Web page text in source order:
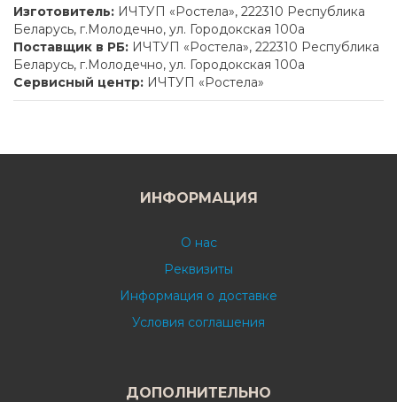
Изготовитель: ИЧТУП «Ростела», 222310 Республика
Беларусь, г.Молодечно, ул. Городокская 100а
Поставщик в РБ: ИЧТУП «Ростела», 222310 Республика
Беларусь, г.Молодечно, ул. Городокская 100а
Сервисный центр: ИЧТУП «Ростела»
ИНФОРМАЦИЯ
О нас
Реквизиты
Информация о доставке
Условия соглашения
ДОПОЛНИТЕЛЬНО